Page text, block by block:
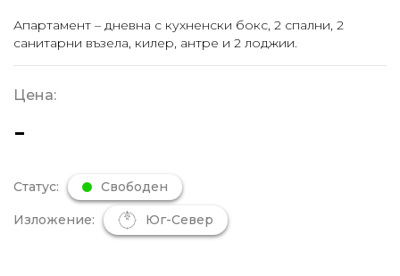
Апартамент – дневна с кухненски бокс, 2 спални, 2
санитарни възела, килер, антре и 2 лоджии.
Цена:
-
Статус: Свободен
Изложение: Юг-Север